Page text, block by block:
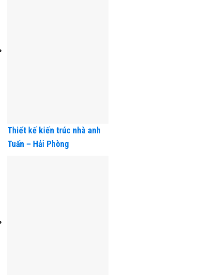
Thiết kế kiến trúc nhà anh